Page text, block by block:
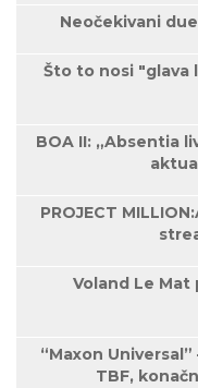
Neočekivani
Što to nosi "glava
BOA II: „Absentia
PROJECT
Voland Le Mat
“Maxon
TBF,